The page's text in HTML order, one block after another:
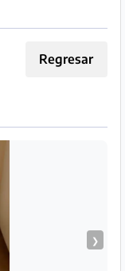
Regresar
❯